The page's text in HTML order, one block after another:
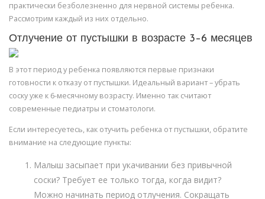
практически безболезненно для нервной системы ребенка.
Рассмотрим каждый из них отдельно.
Отлучение от пустышки в возрасте 3–6 месяцев
В этот период у ребенка появляются первые признаки
готовности к отказу от пустышки. Идеальный вариант – убрать
соску уже к 6-месячному возрасту. Именно так считают
современные педиатры и стоматологи.
Если интересуетесь, как отучить ребенка от пустышки, обратите
внимание на следующие пункты:
Малыш засыпает при укачивании без привычной
соски? Требует ее только тогда, когда видит?
Можно начинать период отлучения. Сокращать